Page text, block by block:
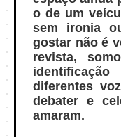
o de um
sem ironia
gostar não é
revista,
diferentes
debater e
amaram.